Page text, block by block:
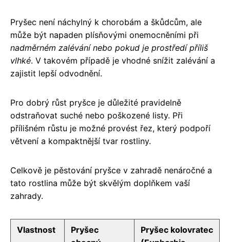
Pryšec není náchylný k chorobám a škůdcům, ale
může být napaden plísňovými onemocněními při
nadměrném zalévání nebo pokud je prostředí příliš
vlhké. V takovém případě je vhodné snížit zalévání a
zajistit lepší odvodnění.
Pro dobrý růst pryšce je důležité pravidelně
odstraňovat suché nebo poškozené listy. Při
přílišném růstu je možné provést řez, který podpoří
větvení a kompaktnější tvar rostliny.
Celkově je pěstování pryšce v zahradě nenáročné a
tato rostlina může být skvělým doplňkem vaší
zahrady.
Vlastnost
Pryšec
Pryšec kolovratec